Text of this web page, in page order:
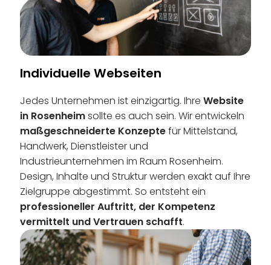
Individuelle Webseiten
Jedes Unternehmen ist einzigartig. Ihre Website
in Rosenheimsollte es auch sein. Wir entwickeln
maßgeschneiderte Konzeptefür Mittelstand,
Handwerk, Dienstleister und
Industrieunternehmen im Raum Rosenheim.
Design, Inhalte und Struktur werden exakt auf Ihre
Zielgruppe abgestimmt. So entsteht ein
professioneller Auftritt, der Kompetenz
vermittelt und Vertrauen schafft.